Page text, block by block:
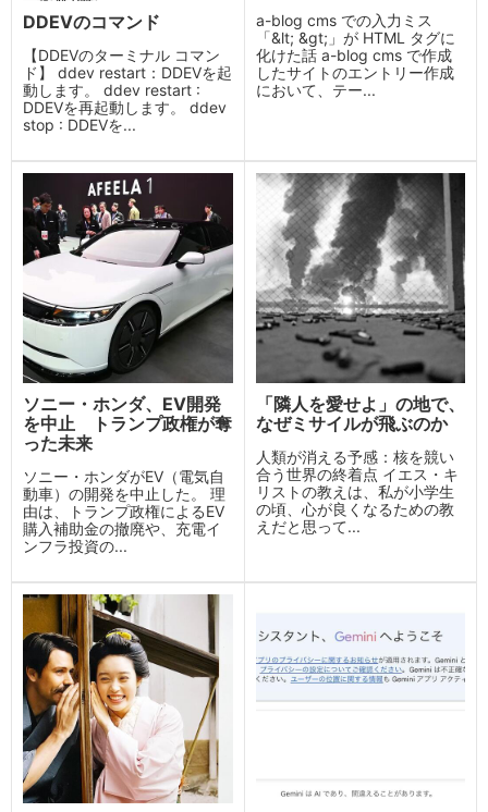
DDEVのコマンド
【DDEVのターミナル コマン
ド】 ddev restart：DDEVを起
動します。 ddev restart :
DDEVを再起動します。 ddev
stop : DDEVを...
a-blog cms での入力ミス
「&lt; &gt;」が HTML タグに
化けた話 a-blog cms で作成
したサイトのエントリー作成
において、テー...
ソニー・ホンダ、EV開発
を中止 トランプ政権が奪
った未来
ソニー・ホンダがEV（電気自
動車）の開発を中止した。 理
由は、トランプ政権によるEV
購入補助金の撤廃や、充電イ
ンフラ投資の...
「隣人を愛せよ」の地で、
なぜミサイルが飛ぶのか
人類が消える予感：核を競い
合う世界の終着点 イエス・キ
リストの教えは、私が小学生
の頃、心が良くなるための教
えだと思って...